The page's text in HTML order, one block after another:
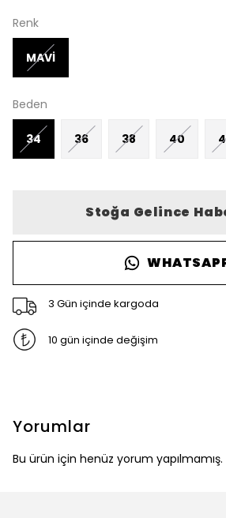
Renk
MAVİ
Beden
34 36 38 40
Stoğa Gelince
3 Gün içinde kargoda
10 gün içinde değişim
Yorumlar
Bu ürün için henüz yorum yapılmamış.